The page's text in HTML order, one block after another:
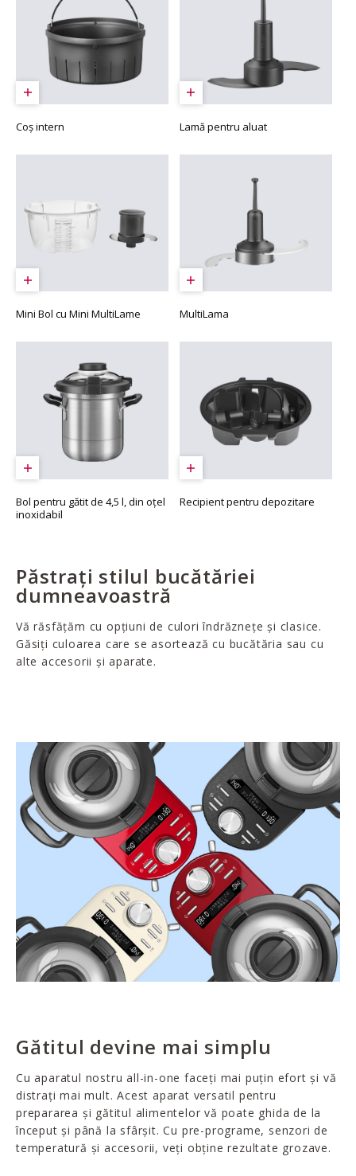
Coș intern Lamă pentru aluat
Mini Bol cu Mini MultiLame MultiLama
Bol pentru gătit de 4,5 l, din oțel
inoxidabil
Recipient pentru depozitare
Păstrați stilul bucătăriei
dumneavoastră
Vă răsfățăm cu opțiuni de culori îndrăznețe și clasice.
Găsiți culoarea care se asortează cu bucătăria sau cu
alte accesorii și aparate.
Gătitul devine mai simplu
Cu aparatul nostru all-in-one faceți mai puțin efort și vă
distrați mai mult. Acest aparat versatil pentru
prepararea și gătitul alimentelor vă poate ghida de la
început și până la sfârșit. Cu pre-programe, senzori de
temperatură și accesorii, veți obține rezultate grozave.